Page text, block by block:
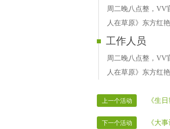
周二晚八点整，VV
人在草原》东方红
工作人员
周二晚八点整，VV
人在草原》东方红
上一个活动 《生
下一个活动 《大